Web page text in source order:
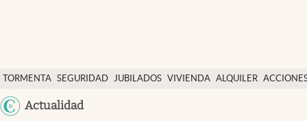
TORMENTA SEGURIDAD JUBILADOS VIVIENDA ALQUILER
Actualidad
Economía y finanzas
Política